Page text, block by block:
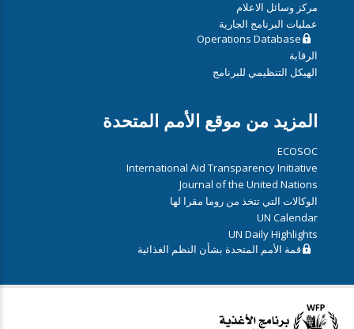
مركز وسائل الاعلام
عمليات البرنامج الجارية
Operations Database
الرقابة
الهيكل التنظيمي للبرنامج
المزيد من موقع الأمم المتحدة
ECOSOC
International Aid Transparency Initiative
Journal of the United Nations
الوكالات التي تتخذ من روما مقرا لها
UN Calendar
UN Daily Highlights
قمة الأمم المتحدة بشأن النظم الغذائية